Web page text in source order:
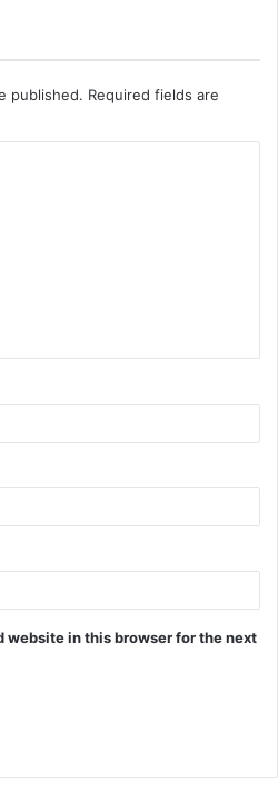
published. Required fields are
website in this browser for the next